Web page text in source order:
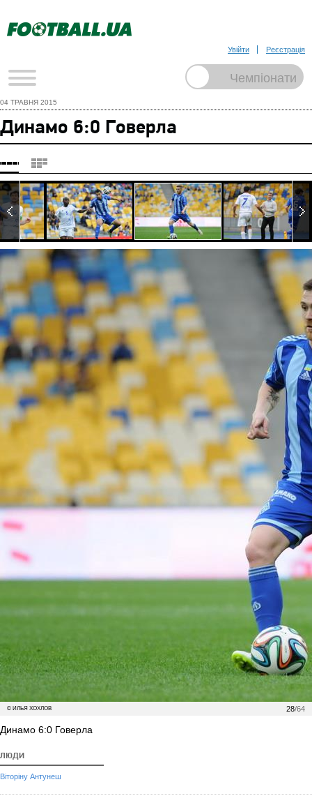
Увійти Реєстрація
04 ТРАВНЯ 2015
Динамо 6:0 Говерла
28/64
© ИЛЬЯ ХОХЛОВ
Динамо 6:0 Говерла
ЛЮДИ
Віторіну Антунеш